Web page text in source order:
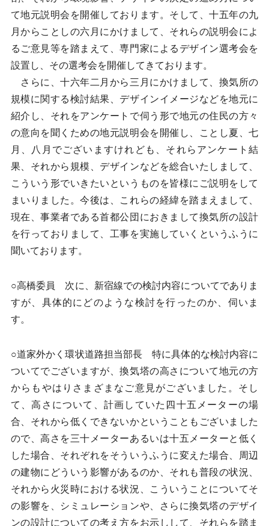
て地元説明会を開催しております。そして、十五年の九
月からことしの六月にかけまして、それらの説明会によ
るご意見等を踏まえて、専門家によるデザイン選考会を
設置し、その選考会を開催してきております。
さらに、十六年二月から三月にかけまして、換気所の
規模に関する検討結果、デザインイメージなどを地元に
紹介し、それをアンケートで伺う形で地元の住民の方々
の意向を聞くための地元説明会を開催し、ことし夏、七
月、八月でございますけれども、それらアンケート結
果、それから規模、デザインなどを総合いたしまして、
こういう形でいきたいというものを皆様にご説明をして
まいりました。今後は、これらの経緯を踏まえまして、
現在、事業者である首都公団におきまして換気所の設計
を行っておりまして、工事を実施していくというふうに
聞いております。
○高橋委員 次に、新宿線での検討内容についてでありま
すが、具体的にどのような検討を行ったのか、伺いま
す。
○道家外かく環状道路担当部長 特に具体的な検討内容に
ついてでございますが、換気塔の高さについて地元の方
からもやはりさまざまなご意見がございました。そし
て、高さについて、計画していた四十五メーターの場
合、それから低くできないかということもございました
ので、高さを三十メーターあるいは十五メーターと低く
した場合、それぞれをそういうふうに変えた場合、周辺
の建物にどういう影響があるのか、それも普段の状況、
それから火災時における状況、こういうことについてそ
の影響を、シミュレーションや、さらに換気塔のデザイ
ンの設計についての考え方をお示しして、それらを踏ま